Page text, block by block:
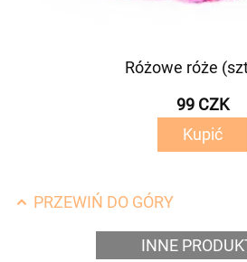
Różowe róże
99 CZK
Kupić
PRZEWIŃ DO GÓRY
INNE